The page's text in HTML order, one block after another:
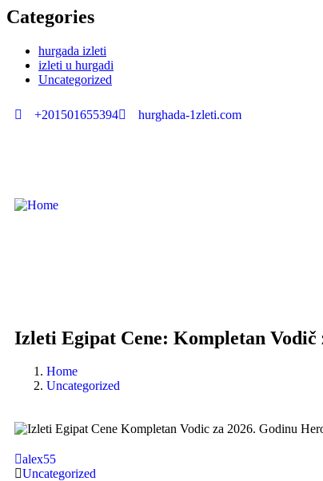
Categories
hurgada izleti
izleti u hurgadi
Uncategorized
+201501655394 hurghada-1zleti.com
Izleti Egipat Cene: Kompletan Vodič
Home
Uncategorized
alex55
Uncategorized